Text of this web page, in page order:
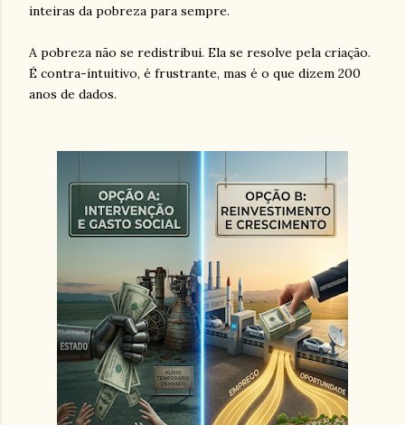
inteiras da pobreza para sempre.
A pobreza não se redistribui. Ela se resolve pela criação.
É contra-intuitivo, é frustrante, mas é o que dizem 200
anos de dados.